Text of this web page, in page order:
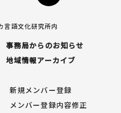
言語文化研究所内
事務局からのお知らせ
地域情報アーカイブ
新規メンバー登録
メンバー登録内容修正